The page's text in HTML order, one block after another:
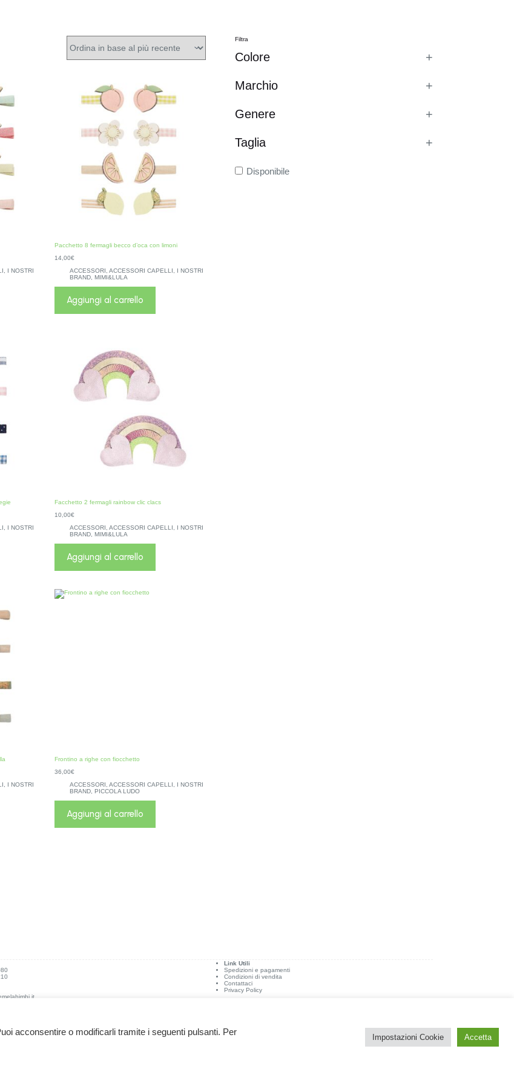
I NOSTRI
Pacchetto 8 fermagli becco d’oca con limoni
14,00€
ACCESSORI ACCESSORI CAPELLI
I NOSTRI
BRAND, MIMI&LULA
Aggiungi al carrello
I NOSTRI
Facchetto 2 fermagli rainbow clic clacs
10,00€
ACCESSORI ACCESSORI CAPELLI
I NOSTRI
BRAND, MIMI&LULA
Aggiungi al carrello
I NOSTRI
Frontino a righe con fiocchetto
36,00€
ACCESSORI ACCESSORI CAPELLI
I NOSTRI
BRAND, PICCOLA LUDO
Aggiungi al carrello
Filtra
Colore +
Marchio +
Genere +
Taglia +
Disponibile
Link Utili
Spedizioni e pagamenti
Condizioni di vendita
Contattaci
Privacy Policy
acconsentire o modificarli tramite i seguenti pulsanti. Per
Impostazioni Cookie Accetta